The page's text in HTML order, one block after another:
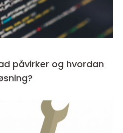
påvirker og hvordan